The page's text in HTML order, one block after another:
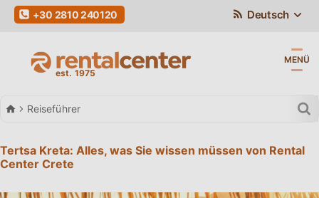
Deutsch
+30 2810 240120
MENÜ
Autovermietung
Reiseführer
Tertsa Kreta: Alles, was Sie wissen müssen von Rental
Center Crete